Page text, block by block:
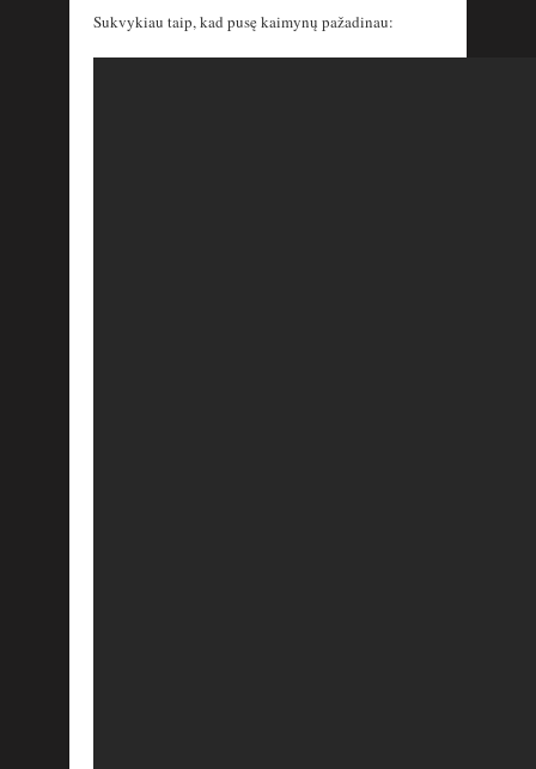
Sukvykiau taip, kad pusę kaimynų pažadinau: